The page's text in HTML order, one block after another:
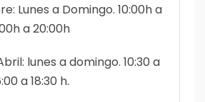
Lunes a Domingo. 10:00h a
a 20:00h
lunes a domingo. 10:30 a
a 18:30 h.